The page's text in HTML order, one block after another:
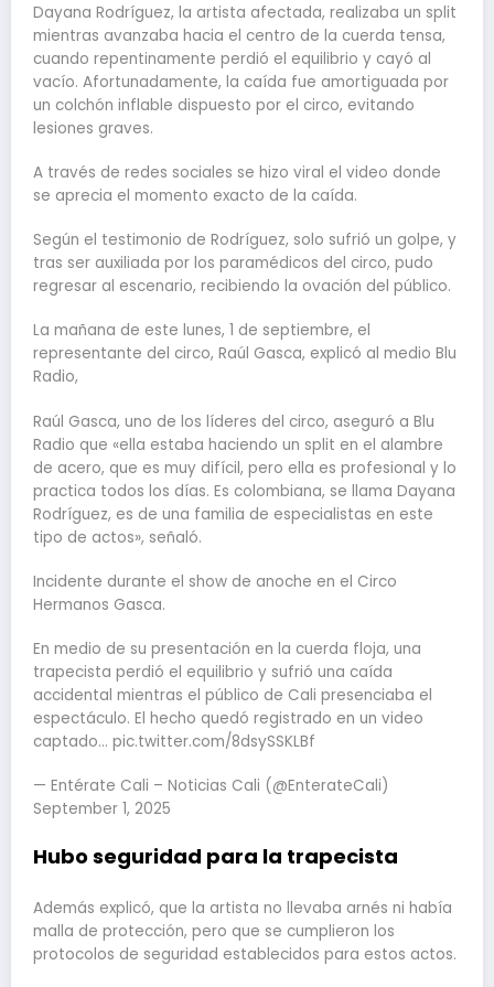
Dayana Rodríguez, la artista afectada, realizaba un split
mientras avanzaba hacia el centro de la cuerda tensa,
cuando repentinamente perdió el equilibrio y cayó al
vacío. Afortunadamente, la caída fue amortiguada por
un colchón inflable dispuesto por el circo, evitando
lesiones graves.
A través de redes sociales se hizo viral el video donde
se aprecia el momento exacto de la caída.
Según el testimonio de Rodríguez, solo sufrió un golpe, y
tras ser auxiliada por los paramédicos del circo, pudo
regresar al escenario, recibiendo la ovación del público.
La mañana de este lunes, 1 de septiembre, el
representante del circo, Raúl Gasca, explicó al medio Blu
Radio,
Raúl Gasca, uno de los líderes del circo, aseguró a Blu
Radio que «ella estaba haciendo un split en el alambre
de acero, que es muy difícil, pero ella es profesional y lo
practica todos los días. Es colombiana, se llama Dayana
Rodríguez, es de una familia de especialistas en este
tipo de actos», señaló.
Incidente durante el show de anoche en el Circo
Hermanos Gasca.
En medio de su presentación en la cuerda floja, una
trapecista perdió el equilibrio y sufrió una caída
accidental mientras el público de Cali presenciaba el
espectáculo. El hecho quedó registrado en un video
captado… pic.twitter.com/8dsySSKLBf
— Entérate Cali – Noticias Cali (@EnterateCali)
September 1, 2025
Hubo seguridad para la trapecista
Además explicó, que la artista no llevaba arnés ni había
malla de protección, pero que se cumplieron los
protocolos de seguridad establecidos para estos actos.